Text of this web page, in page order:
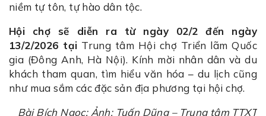
niềm tự tôn, tự hào dân tộc.
Hội chợ sẽ diễn ra từ ngày 02/2 đến ngày
13/2/2026 tại Trung tâm Hội chợ Triển lãm Quốc
gia (Đông Anh, Hà Nội). Kính mời nhân dân và du
khách tham quan, tìm hiểu văn hóa – du lịch cũng
như mua sắm các đặc sản địa phương tại hội chợ.
Bài Bích Ngọc; Ảnh: Tuấn Dũng – Trung tâm TTXT